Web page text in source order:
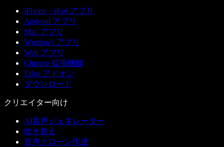
iPhone・iPad アプリ
Android アプリ
Mac アプリ
Windows アプリ
Web アプリ
Chrome 拡張機能
Edge アドオン
ダウンロード
クリエイター向け
AI音声ジェネレーター
吹き替え
音声クローン作成